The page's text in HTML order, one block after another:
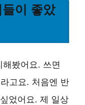
이 좋았
봤어요. 쓰면
고요. 처음엔 반
었어요. 제 일상